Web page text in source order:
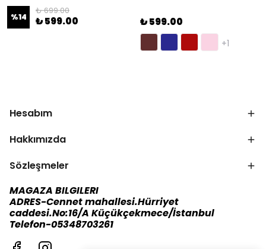
%14
₺ 699.00
₺ 599.00 ₺ 599.00
+1
Hesabım
Hakkımızda
Sözleşmeler
MAGAZA BILGILERI
ADRES-Cennet mahallesi.Hürriyet
caddesi.No:16/A Küçükçekmece/İstanbul
Telefon-05348703261